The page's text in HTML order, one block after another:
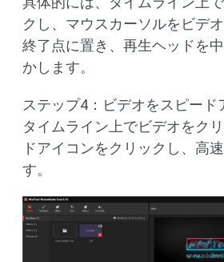
クし、マウスカーソルをビデ
終了点に置き、再生ヘッドを
かします。
ステップ4：ビデオをスピード
タイムライン上でビデオをク
ドアイコンをクリックし、高
す。